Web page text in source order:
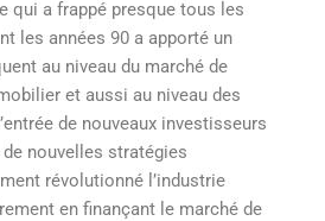
qui a frappé presque tous les
les années 90 a apporté un
au niveau du marché de
et aussi au niveau des
de nouveaux investisseurs
nouvelles stratégies
révolutionné l’industrie
en finançant le marché de